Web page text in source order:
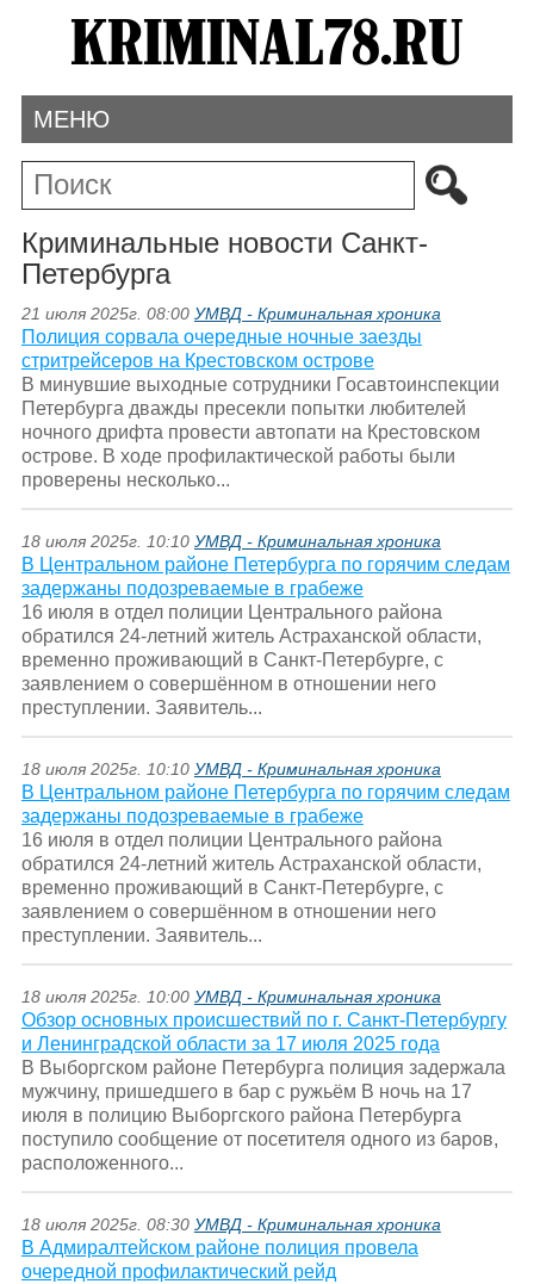
МЕНЮ
Криминальные новости Санкт-
Петербурга
21 июля 2025г. 08:00 УМВД - Криминальная хроника
Полиция сорвала очередные ночные заезды
стритрейсеров на Крестовском острове
В минувшие выходные сотрудники Госавтоинспекции
Петербурга дважды пресекли попытки любителей
ночного дрифта провести автопати на Крестовском
острове. В ходе профилактической работы были
проверены несколько...
18 июля 2025г. 10:10 УМВД - Криминальная хроника
В Центральном районе Петербурга по горячим следам
задержаны подозреваемые в грабеже
16 июля в отдел полиции Центрального района
обратился 24-летний житель Астраханской области,
временно проживающий в Санкт-Петербурге, с
заявлением о совершённом в отношении него
преступлении. Заявитель...
18 июля 2025г. 10:10 УМВД - Криминальная хроника
В Центральном районе Петербурга по горячим следам
задержаны подозреваемые в грабеже
16 июля в отдел полиции Центрального района
обратился 24-летний житель Астраханской области,
временно проживающий в Санкт-Петербурге, с
заявлением о совершённом в отношении него
преступлении. Заявитель...
18 июля 2025г. 10:00 УМВД - Криминальная хроника
Обзор основных происшествий по г. Санкт-Петербургу
и Ленинградской области за 17 июля 2025 года
В Выборгском районе Петербурга полиция задержала
мужчину, пришедшего в бар с ружьём В ночь на 17
июля в полицию Выборгского района Петербурга
поступило сообщение от посетителя одного из баров,
расположенного...
18 июля 2025г. 08:30 УМВД - Криминальная хроника
В Адмиралтейском районе полиция провела
очередной профилактический рейд